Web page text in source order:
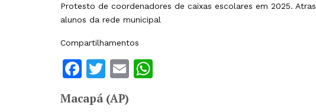
Protesto de coordenadores de caixas escolares em 2025.
alunos da rede municipal
Compartilhamentos
Facebook
Twitter
Email
Macapá (AP)